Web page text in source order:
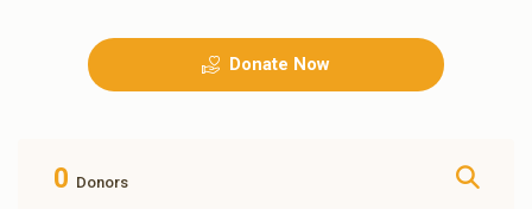
Donate Now
0 Donors